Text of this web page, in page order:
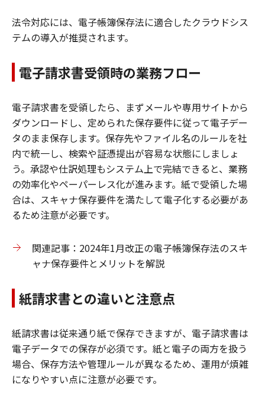
法令対応には、電子帳簿保存法に適合したクラウドシス
テムの導入が推奨されます。
電子請求書受領時の業務フロー
電子請求書を受領したら、まずメールや専用サイトから
ダウンロードし、定められた保存要件に従って電子デー
タのまま保存します。保存先やファイル名のルールを社
内で統一し、検索や証憑提出が容易な状態にしましょ
う。承認や仕訳処理もシステム上で完結できると、業務
の効率化やペーパーレス化が進みます。紙で受領した場
合は、スキャナ保存要件を満たして電子化する必要があ
るため注意が必要です。
関連記事：2024年1月改正の電子帳簿保存法のスキ
ャナ保存要件とメリットを解説
紙請求書との違いと注意点
紙請求書は従来通り紙で保存できますが、電子請求書は
電子データでの保存が必須です。紙と電子の両方を扱う
場合、保存方法や管理ルールが異なるため、運用が煩雑
になりやすい点に注意が必要です。